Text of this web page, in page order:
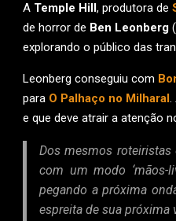
A Temple Hill, produtora de
de horror de Ben Leonberg (
explorando o público das
Leonberg conseguiu com
para O Palhaço no Milharal.
e que deve atrair a atenção
Dos mesmos
com um modo ‘mãos-
pegando a próxima
espreita de sua próxima